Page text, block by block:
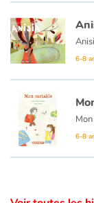
Aide
Accueil
Écoles
Médiathèques
6-8
6-8